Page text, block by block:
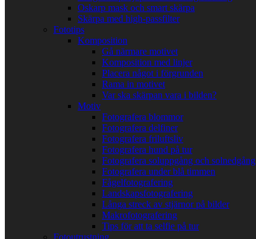
Oskarp mask och smart skärpa
Skärpa med high-passfilter
Fototips
Komposition
Gå närmare motivet
Komposition med linjer
Placera något i förgrunden
Rama in motivet
Var ska skärpan vara i bilden?
Motiv
Fotografera blommor
Fotografera delfiner
Fotografera friluftsliv
Fotografera hund på tur
Fotografera soluppgång och solnedgång
Fotografera under blå timmen
Fågelfotografering
Landskapsfotografering
Långa streck av stjärnor på bilder
Makrofotografering
Tips för att ta selfie på tur
Fotoutrustning